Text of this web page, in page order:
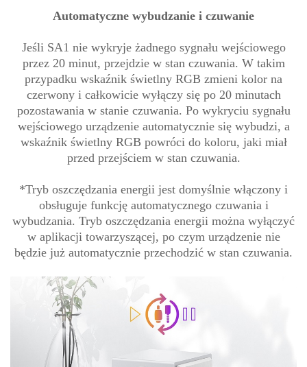
Automatyczne wybudzanie i czuwanie
Jeśli SA1 nie wykryje żadnego sygnału wejściowego
przez 20 minut, przejdzie w stan czuwania. W takim
przypadku wskaźnik świetlny RGB zmieni kolor na
czerwony i całkowicie wyłączy się po 20 minutach
pozostawania w stanie czuwania. Po wykryciu sygnału
wejściowego urządzenie automatycznie się wybudzi, a
wskaźnik świetlny RGB powróci do koloru, jaki miał
przed przejściem w stan czuwania.
*Tryb oszczędzania energii jest domyślnie włączony i
obsługuje funkcję automatycznego czuwania i
wybudzania. Tryb oszczędzania energii można wyłączyć
w aplikacji towarzyszącej, po czym urządzenie nie
będzie już automatycznie przechodzić w stan czuwania.